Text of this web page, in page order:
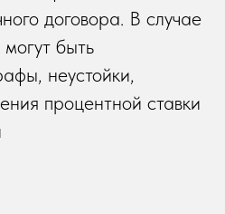
договора. В случае
быть
неустойки,
процентной ставки